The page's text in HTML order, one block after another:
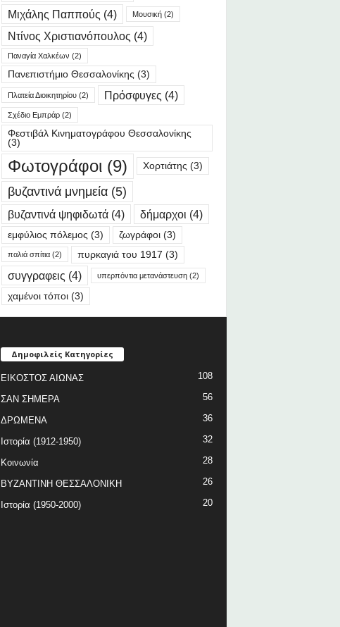
Μιχάλης Παππούς (4) Μουσική(2)
Ντίνος Χριστιανόπουλος (4)
Παναγία Χαλκέων (2)
Πανεπιστήμιο Θεσσαλονίκης (3)
Πλατεία Διοικητηρίου(2) Πρόσφυγες (4)
Σχέδιο Εμπράρ(2)
Φεστιβάλ Κινηματογράφου Θεσσαλονίκης
(3)
Φωτογράφοι (9) Χορτιάτης (3)
βυζαντινά μνημεία(5)
βυζαντινά ψηφιδωτά(4) δήμαρχοι (4)
εμφύλιος πόλεμος (3) ζωγράφοι(3)
παλιά σπίτια(2) πυρκαγιά του 1917 (3)
συγγραφεις (4) υπερπόντια μετανάστευση(2)
χαμένοι τόποι(3)
Δημοφιλείς Κατηγορίες
ΕΙΚΟΣΤΟΣ ΑΙΩΝΑΣ 108
ΣΑΝ ΣΗΜΕΡΑ 56
ΔΡΩΜΕΝΑ 36
Ιστορία (1912-1950) 32
Κοινωνία 28
ΒΥΖΑΝΤΙΝΗ ΘΕΣΣΑΛΟΝΙΚΗ 26
Ιστορία (1950-2000) 20